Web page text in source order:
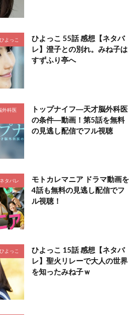
ひよっこ
ひよっこ 55話 感想【ネタバ
レ】澄子との別れ。みね子は
すずふり亭へ
外科医
トップナイフ―天才脳外科医
の条件―動画！第5話を無料
の見逃し配信でフル視聴
ネタバレ
モトカレマニア ドラマ動画を
4話も無料の見逃し配信でフ
ル視聴！
ひよっこ
ひよっこ 15話 感想【ネタバ
レ】聖火リレーで大人の世界
を知ったみね子ｗ